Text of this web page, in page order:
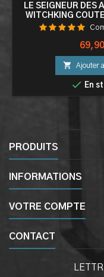
LE SEIGNEUR DES
WITCHKING
POIGNARD
Prix
 Ajouter
 En
PRODUITS
INFORMATIONS
VOTRE COMPTE
CONTACT